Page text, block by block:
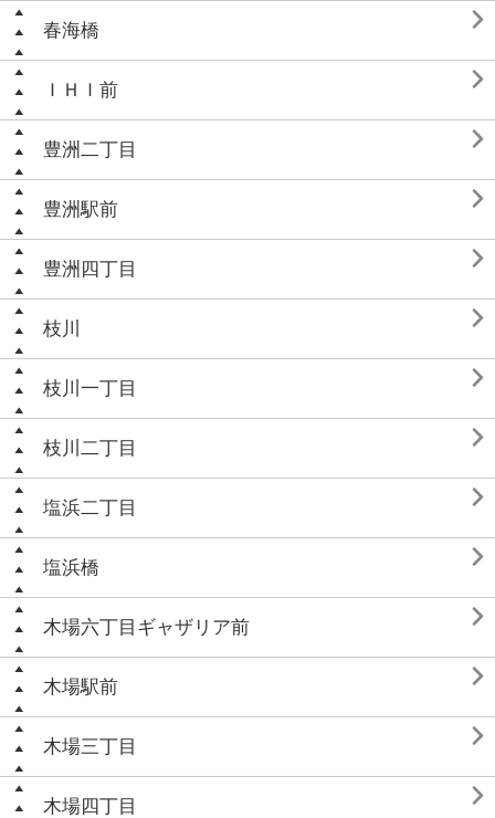
春海橋 
ＩＨＩ前 
豊洲二丁目 
豊洲駅前 
豊洲四丁目 
枝川 
枝川一丁目 
枝川二丁目 
塩浜二丁目 
塩浜橋 
木場六丁目ギャザリア前 
木場駅前 
木場三丁目 
木場四丁目 